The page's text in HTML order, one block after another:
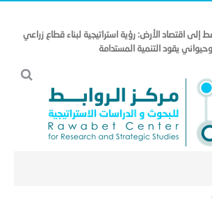
إلى اقتصاد الأرض: رؤية استراتيجية لبناء قطاع زراعي
وحيواني يقود التنمية المستدامة